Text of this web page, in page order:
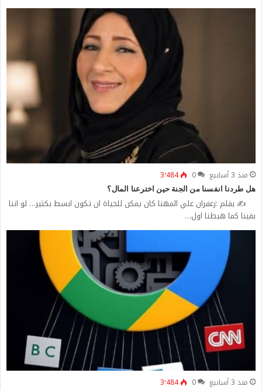
منذ 3 أسابيع 0 3٬484
هل طردنا انفسنا من الجنة حين اخترعنا المال؟
✍️ بقلم :زعفران علي المهنا كان يمكن للحياة ان تكون ابسط بكثير… لو اننا
بقينا كما هبطنا اول…
منذ 3 أسابيع 0 3٬484